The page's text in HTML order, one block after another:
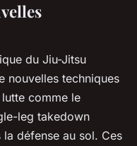
du Jiu-Jitsu
nouvelles techniques
comme le
leg takedown
la défense au sol. Ces